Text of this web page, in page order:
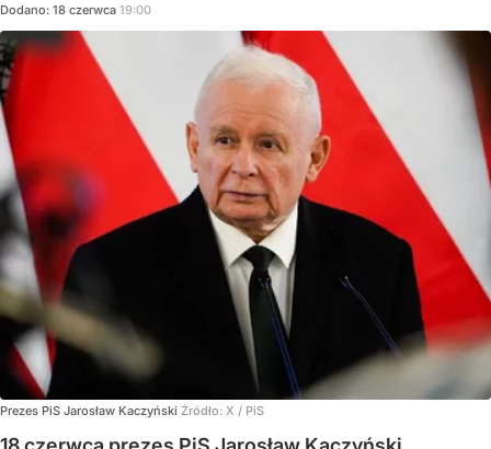
Dodano: 18 czerwca 19:00
Prezes PiS Jarosław Kaczyński Źródło: X / PiS